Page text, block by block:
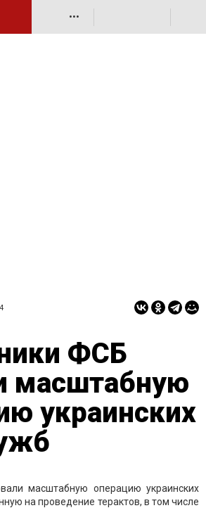
•••
ФСБ
масштабную
украинских
масштабную операцию украинских
на проведение терактов, в том числе